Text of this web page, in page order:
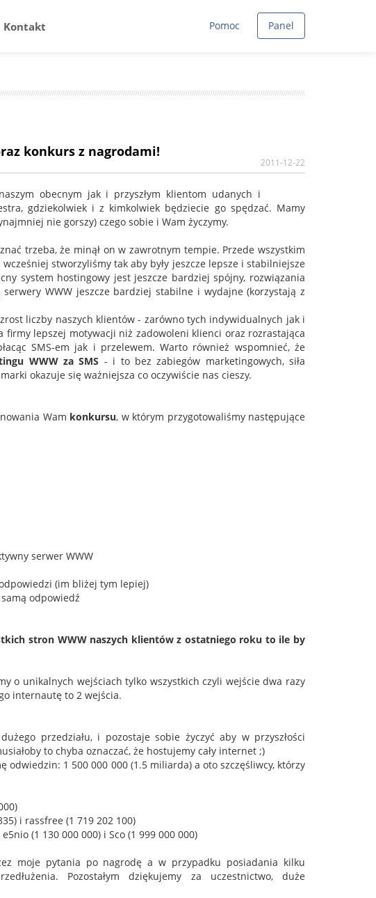
Kontakt Panel
Pomoc
konkurs z nagrodami!
2011-12-22
obecnym jak i przyszłym klientom udanych i
gdziekolwiek i z kimkolwiek będziecie go spędzać. Mamy
nie gorszy) czego sobie i Wam życzymy.
trzeba, że minął on w zawrotnym tempie. Przede wszystkim
stworzyliśmy tak aby były jeszcze lepsze i stabilniejsze
system hostingowy jest jeszcze bardziej spójny, rozwiązania
WWW jeszcze bardziej stabilne i wydajne (korzystają z
liczby naszych klientów - zarówno tych indywidualnych jak i
lepszej motywacji niż zadowoleni klienci oraz rozrastająca
SMS-em jak i przelewem. Warto również wspomnieć, że
WWW za SMS - i to bez zabiegów marketingowych, siła
okazuje się ważniejsza co oczywiście nas cieszy.
Wam konkursu, w którym przygotowaliśmy następujące
serwer WWW
(im bliżej tym lepiej)
odpowiedź
stron WWW naszych klientów z ostatniego roku to ile by
o unikalnych wejściach tylko wszystkich czyli wejście dwa razy
internautę to 2 wejścia.
przedziału, i pozostaje sobie życzyć aby w przyszłości
to chyba oznaczać, że hostujemy cały internet ;)
1 500 000 000 (1.5 miliarda) a oto szczęśliwcy, którzy
i rassfree (1 719 202 100)
(1 130 000 000) i Sco (1 999 000 000)
moje pytania po nagrodę a w przypadku posiadania kilku
Pozostałym dziękujemy za uczestnictwo, duże